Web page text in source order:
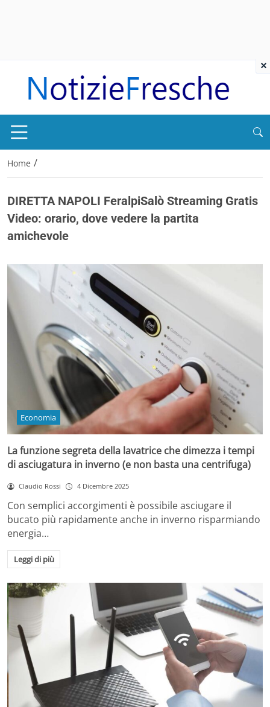
Home /
DIRETTA NAPOLI FeralpiSalò Streaming Gratis
Video: orario, dove vedere la partita
amichevole
Economia
La funzione segreta della lavatrice che dimezza i tempi
di asciugatura in inverno (e non basta una centrifuga)
Claudio Rossi 4 Dicembre 2025
Con semplici accorgimenti è possibile asciugare il
bucato più rapidamente anche in inverno risparmiando
energia…
Leggi di più
×